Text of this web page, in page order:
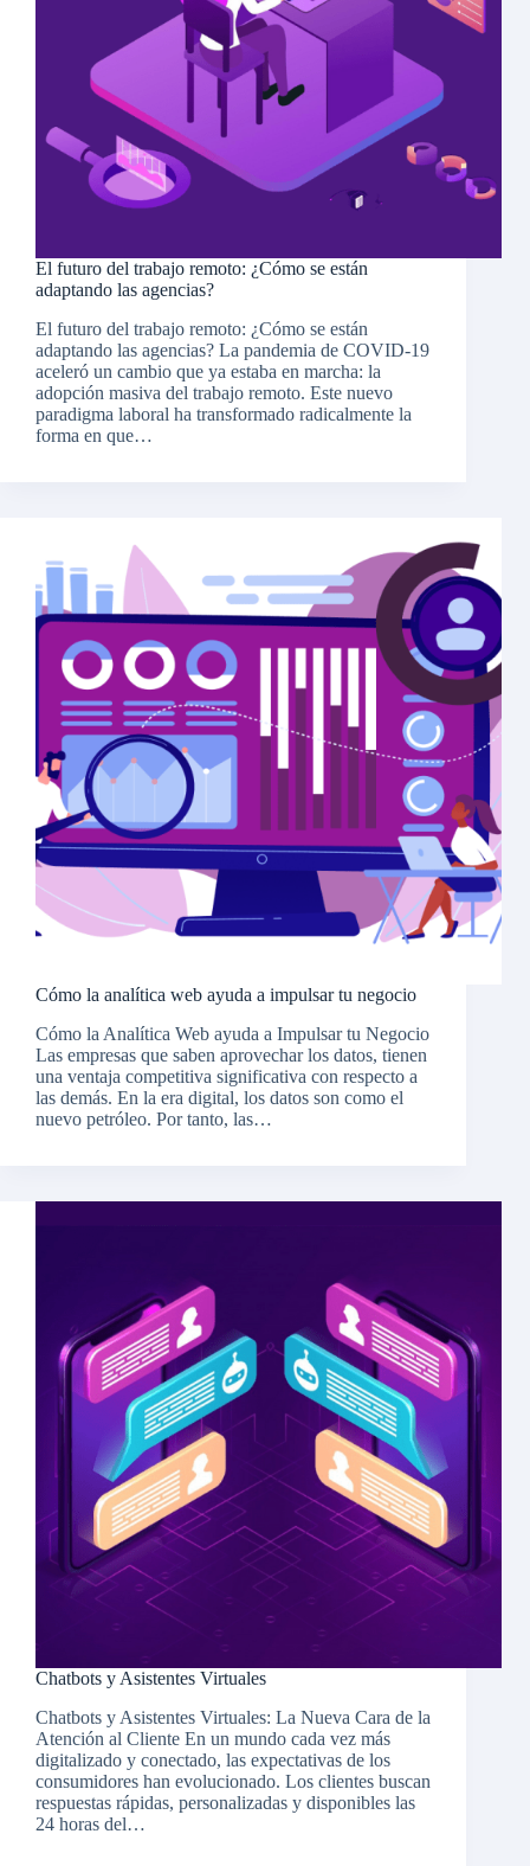
El futuro del trabajo remoto: ¿Cómo se están
adaptando las agencias?
El futuro del trabajo remoto: ¿Cómo se están
adaptando las agencias? La pandemia de COVID-19
aceleró un cambio que ya estaba en marcha: la
adopción masiva del trabajo remoto. Este nuevo
paradigma laboral ha transformado radicalmente la
forma en que…
Cómo la analítica web ayuda a impulsar tu negocio
Cómo la Analítica Web ayuda a Impulsar tu Negocio
Las empresas que saben aprovechar los datos, tienen
una ventaja competitiva significativa con respecto a
las demás. En la era digital, los datos son como el
nuevo petróleo. Por tanto, las…
Chatbots y Asistentes Virtuales
Chatbots y Asistentes Virtuales: La Nueva Cara de la
Atención al Cliente En un mundo cada vez más
digitalizado y conectado, las expectativas de los
consumidores han evolucionado. Los clientes buscan
respuestas rápidas, personalizadas y disponibles las
24 horas del…